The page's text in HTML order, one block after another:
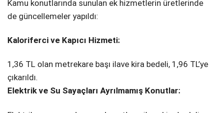
Kamu konutlarında sunulan ek hizmetlerin üretlerinde
de güncellemeler yapıldı:
Kaloriferci ve Kapıcı Hizmeti:
1,36 TL olan metrekare başı ilave kira bedeli, 1,96 TL’ye
çıkarıldı.
Elektrik ve Su Sayaçları Ayrılmamış Konutlar: